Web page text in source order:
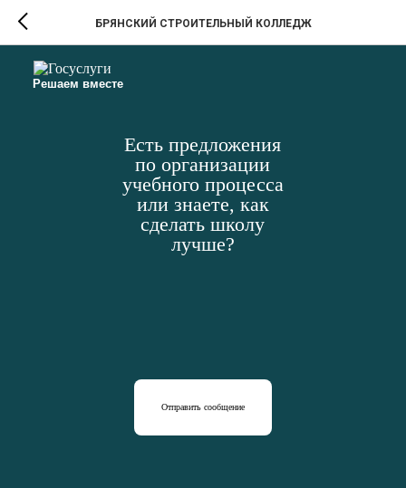
Решаем вместе
Есть предложения
по организации
учебного процесса
или знаете, как
сделать школу
лучше?
Отправить сообщение
БРЯНСКИЙ СТРОИТЕЛЬНЫЙ КОЛЛЕДЖ